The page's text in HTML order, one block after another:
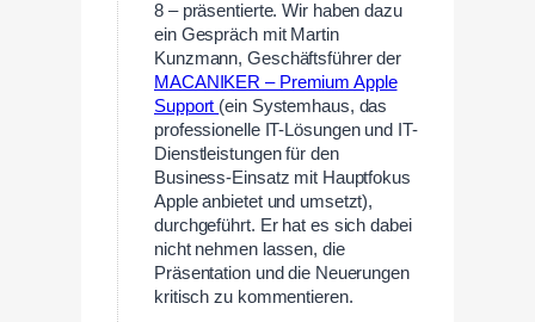
8 – präsentierte. Wir haben dazu
ein Gespräch mit Martin
Kunzmann, Geschäftsführer der
MACANIKER – Premium Apple
Support (ein Systemhaus, das
professionelle IT-Lösungen und IT-
Dienstleistungen für den
Business-Einsatz mit Hauptfokus
Apple anbietet und umsetzt),
durchgeführt. Er hat es sich dabei
nicht nehmen lassen, die
Präsentation und die Neuerungen
kritisch zu kommentieren.